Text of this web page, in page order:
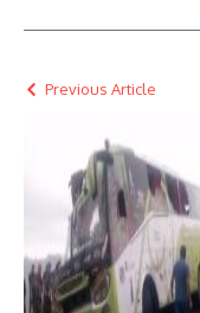
Previous Article